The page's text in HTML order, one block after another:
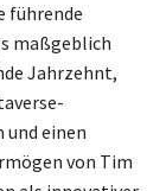
führende
maßgeblich
Jahrzehnt,
einen
von Tim